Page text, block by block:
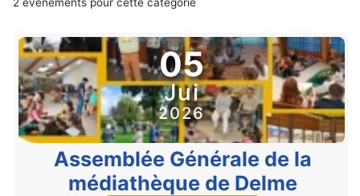
2 évènements pour cette catégorie
05
Jui
2026
Assemblée Générale de la
médiathèque de Delme